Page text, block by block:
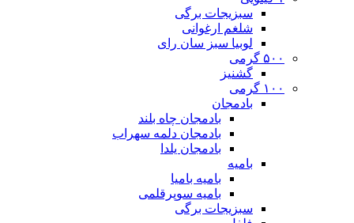
سبزیجات برگی
شلغم ارغوانی
لوبیا سبز سان رای
۵۰۰ گرمی
گشنیز
۱۰۰ گرمی
بادمجان
بادمجان چاه بلند
بادمجان دلمه سهراب
بادمجان یلدا
بامیه
بامیه بامیا
بامیه سوپرقلمی
سبزیجات برگی